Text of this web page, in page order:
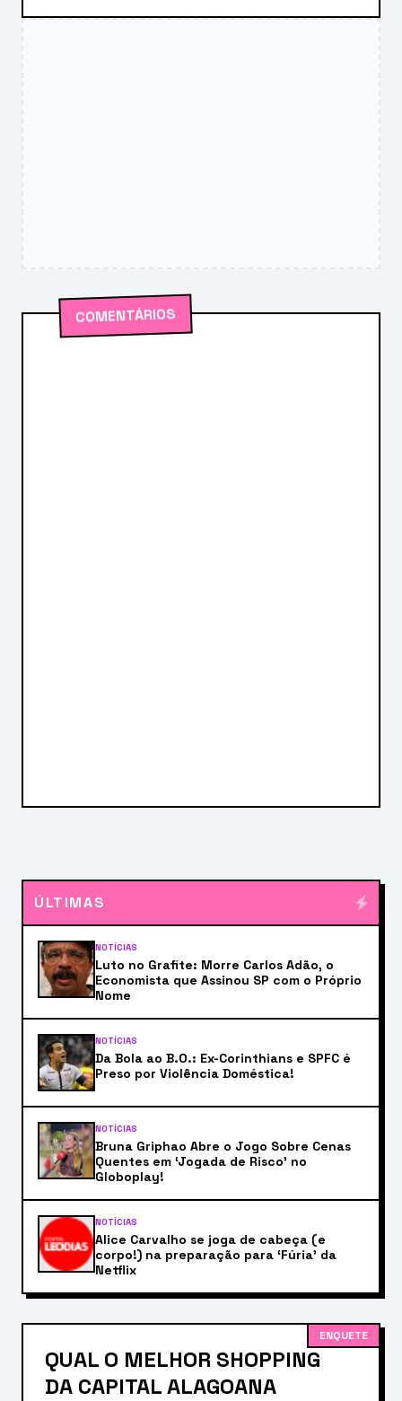
COMENTÁRIOS
ÚLTIMAS
NOTÍCIAS
Luto no Grafite: Morre Carlos Adão, o
Economista que Assinou SP com o Próprio
Nome
NOTÍCIAS
Da Bola ao B.O.: Ex-Corinthians e SPFC é
Preso por Violência Doméstica!
NOTÍCIAS
Bruna Griphao Abre o Jogo Sobre Cenas
Quentes em ‘Jogada de Risco’ no
Globoplay!
NOTÍCIAS
Alice Carvalho se joga de cabeça (e
corpo!) na preparação para ‘Fúria’ da
Netflix
ENQUETE
QUAL O MELHOR SHOPPING
DA CAPITAL ALAGOANA